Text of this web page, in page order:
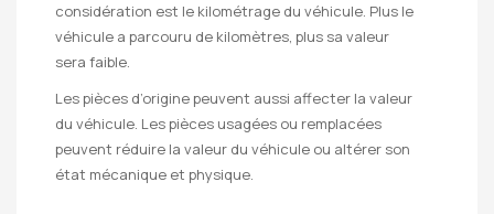
considération est le kilométrage du véhicule. Plus le
véhicule a parcouru de kilomètres, plus sa valeur
sera faible.
Les pièces d’origine peuvent aussi affecter la valeur
du véhicule. Les pièces usagées ou remplacées
peuvent réduire la valeur du véhicule ou altérer son
état mécanique et physique.